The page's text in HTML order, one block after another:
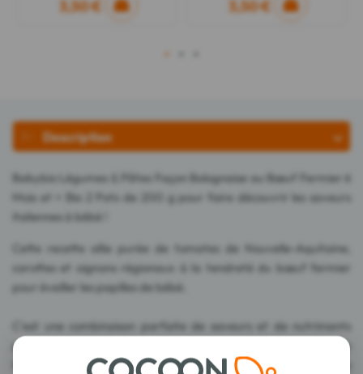
3,50 € 3,50 €
1
Description
Babybio Légumes & Pâtes Façon Bolognaise au Bœuf Fermier 6
Mois et + Bio 2 Pots de 200 g pour faire découvrir les saveurs
italiennes à bébé !
Cette recette allie purée de tomates de Nouvelle-Aquitaine,
carottes et oignons régionaux à la tendreté du bœuf fermier
pour éveiller les papilles de bébé.
C'est une combinaison parfaite de saveurs et de nutriments
pour Bébé, avec des carottes françaises, de la purée de
tomates d'Italie, des oignons d'Espagne et du boeuf de